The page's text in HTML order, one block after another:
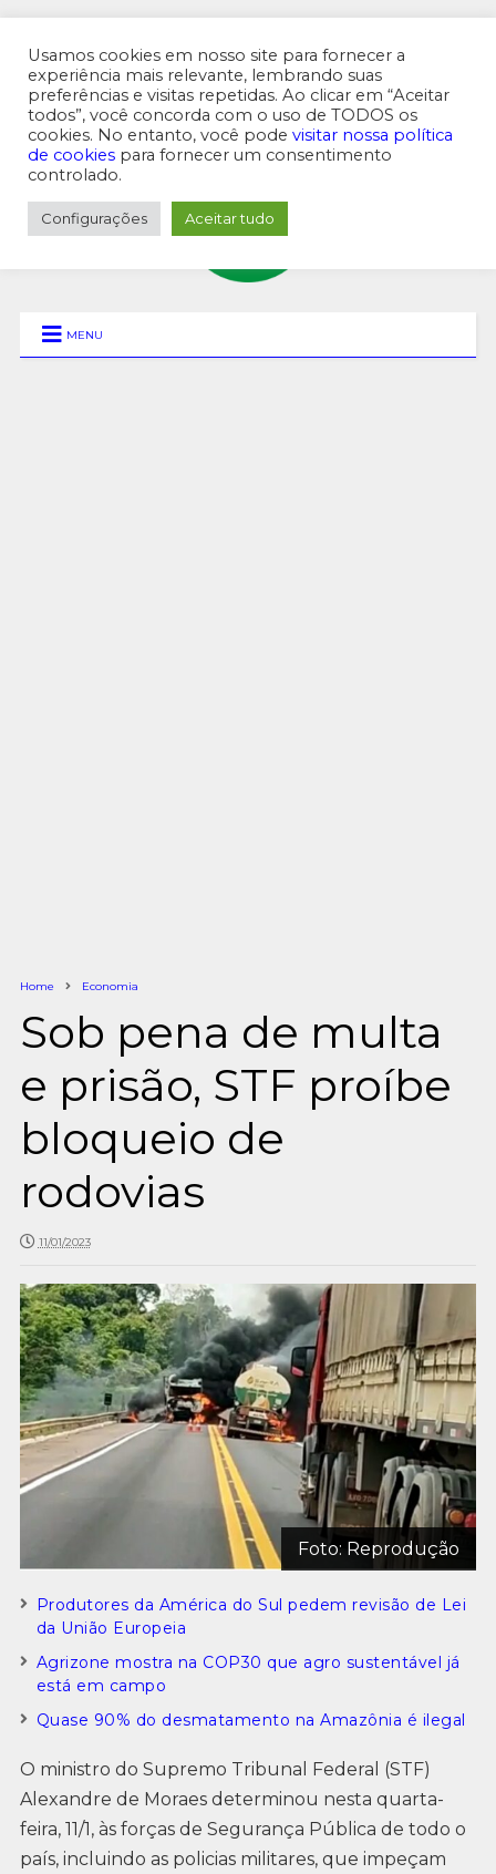
MENU SUPERIOR
MENU
Home Economia
Sob pena de multa
e prisão, STF proíbe
bloqueio de
rodovias
11/01/2023
Foto: Reprodução
Produtores da América do Sul pedem revisão de Lei
da União Europeia
Agrizone mostra na COP30 que agro sustentável já
está em campo
Quase 90% do desmatamento na Amazônia é ilegal
O ministro do Supremo Tribunal Federal (STF)
Alexandre de Moraes determinou nesta quarta-
feira, 11/1, às forças de Segurança Pública de todo o
país, incluindo as policias militares, que impeçam
Usamos cookies em nosso site para fornecer a
experiência mais relevante, lembrando suas
preferências e visitas repetidas. Ao clicar em “Aceitar
todos”, você concorda com o uso de TODOS os
cookies. No entanto, você pode visitar nossa política
de cookies para fornecer um consentimento
controlado.
Configurações Aceitar tudo